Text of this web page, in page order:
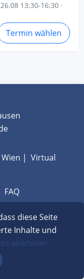
13:30-16:30 ·
Termin wählen
Wien | Virtual
FAQ
diese Seite
Inhalte und
ablehnen